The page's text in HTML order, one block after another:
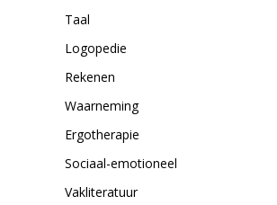
Taal
Logopedie
Rekenen
Waarneming
Ergotherapie
Sociaal-emotioneel
Vakliteratuur